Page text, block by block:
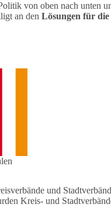
von oben nach unten
an den Lösungen für
und
Kreis- und